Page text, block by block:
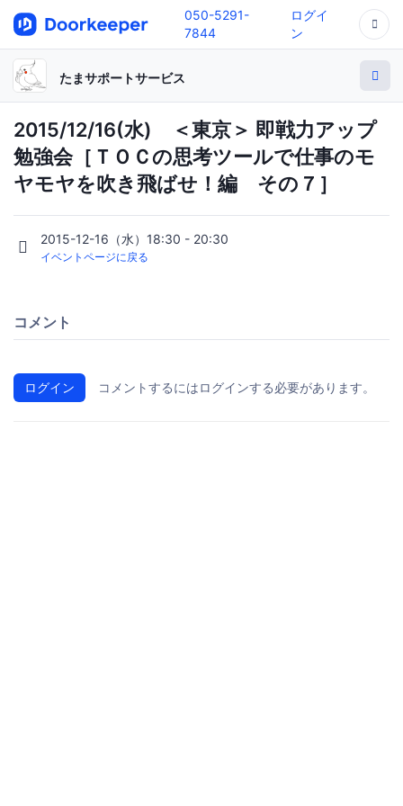
050-5291-
7844
ログイ
ン
たまサポートサービス
2015/12/16(水) ＜東京＞ 即戦力アップ
勉強会［ＴＯＣの思考ツールで仕事のモ
ヤモヤを吹き飛ばせ！編 その７］
2015-12-16（水）18:30 - 20:30
イベントページに戻る
コメント
ログイン コメントするにはログインする必要があります。